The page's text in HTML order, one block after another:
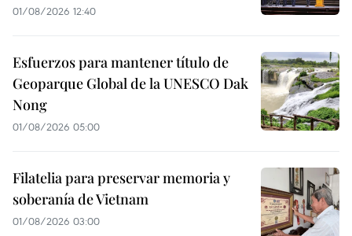
01/08/2026 12:40
Esfuerzos para mantener título de
Geoparque Global de la UNESCO Dak
Nong
01/08/2026 05:00
Filatelia para preservar memoria y
soberanía de Vietnam
01/08/2026 03:00